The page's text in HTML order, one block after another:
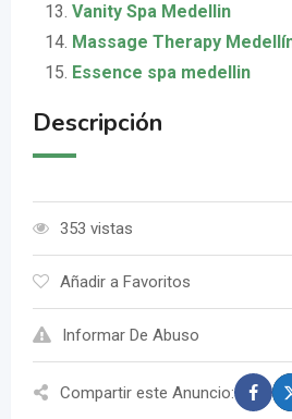
Vanity Spa Medellin
Massage Therapy
Essence spa medellin
Descripción
353 vistas
Añadir a Favoritos
Informar De Abuso
Compartir este Anuncio: